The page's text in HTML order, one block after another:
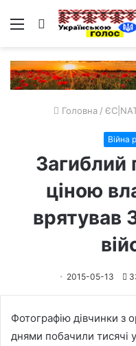
Меню Пошук
Головна /
Війна
Загиблий
ціною
врятував
2015-05-13
Фотографію дівчинки з
днями побачили тисячі